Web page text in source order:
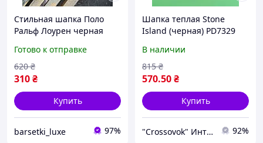
Стильная шапка Поло
Ральф Лоурен черная
мужская зимняя Модная
шапка поло для
подростка шапка ральф
поло
Готово к отправке
310₴
620 ₴
Купить
barsetki_luxe 97%
Шапка теплая Stone
Island (черная) PD7329
шапка с отворотом Sale
Sale Sale cross
В наличии
570.50₴
815 ₴
Купить
"Crossovok" Интернет-магазин 92%